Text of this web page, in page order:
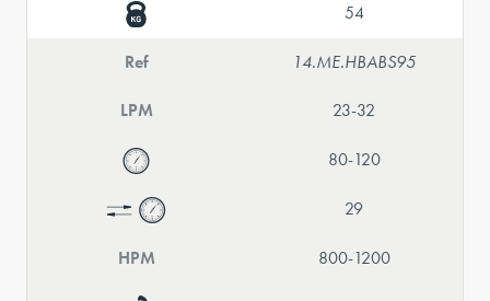
54
Ref 14.ME.HBABS95
LPM 23-32
80-120
29
HPM 800-1200